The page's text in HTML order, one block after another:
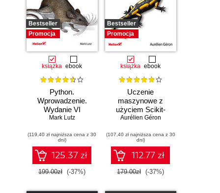
Bestseller
Promocja
książka ebook
Python.
Wprowadzenie.
Wydanie VI
Mark Lutz
(119,40 zł najniższa cena z 30
dni)
125.37 zł
199.00zł (-37%)
Bestseller
Promocja
książka ebook
Uczenie
maszynowe z
użyciem Scikit-
Learn, Keras i
Wydanie III
Aurélien Géron
(107,40 zł najniższa cena z 30
dni)
112.77 zł
179.00zł (-37%)